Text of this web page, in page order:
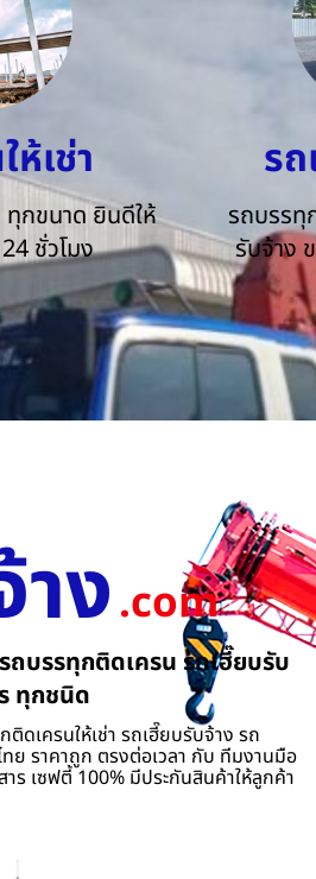
ห้เช่า
ทุกขนาด ยินดีให้
ชั่วโมง
ร
รถบรรทุ
รับจ้าง
ง.com
ถบรรทุกติดเครน รถเฮี๊ยบรับ
ทุกชนิด
ดเครนให้เช่า รถเฮี๊ยบรับจ้าง รถ
ย ราคาถูก ตรงต่อเวลา กับ ทีมงานมือ
ร เซฟตี้ 100% มีประกันสินค้าให้ลูกค้า